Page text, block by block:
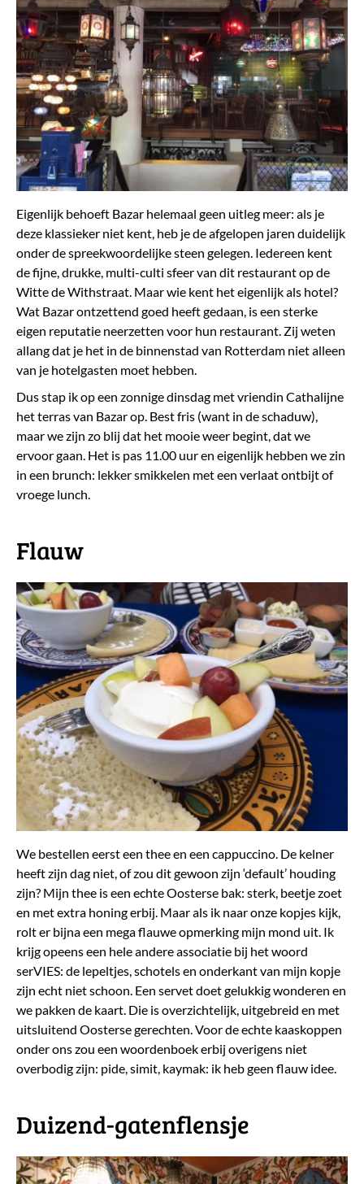
Eigenlijk behoeft Bazar helemaal geen uitleg meer: als je
deze klassieker niet kent, heb je de afgelopen jaren duidelijk
onder de spreekwoordelijke steen gelegen. Iedereen kent
de fijne, drukke, multi-culti sfeer van dit restaurant op de
Witte de Withstraat. Maar wie kent het eigenlijk als hotel?
Wat Bazar ontzettend goed heeft gedaan, is een sterke
eigen reputatie neerzetten voor hun restaurant. Zij weten
allang dat je het in de binnenstad van Rotterdam niet alleen
van je hotelgasten moet hebben.
Dus stap ik op een zonnige dinsdag met vriendin Cathalijne
het terras van Bazar op. Best fris (want in de schaduw),
maar we zijn zo blij dat het mooie weer begint, dat we
ervoor gaan. Het is pas 11.00 uur en eigenlijk hebben we zin
in een brunch: lekker smikkelen met een verlaat ontbijt of
vroege lunch.
Flauw
We bestellen eerst een thee en een cappuccino. De kelner
heeft zijn dag niet, of zou dit gewoon zijn ‘default’ houding
zijn? Mijn thee is een echte Oosterse bak: sterk, beetje zoet
en met extra honing erbij. Maar als ik naar onze kopjes kijk,
rolt er bijna een mega flauwe opmerking mijn mond uit. Ik
krijg opeens een hele andere associatie bij het woord
serVIES: de lepeltjes, schotels en onderkant van mijn kopje
zijn echt niet schoon. Een servet doet gelukkig wonderen en
we pakken de kaart. Die is overzichtelijk, uitgebreid en met
uitsluitend Oosterse gerechten. Voor de echte kaaskoppen
onder ons zou een woordenboek erbij overigens niet
overbodig zijn: pide, simit, kaymak: ik heb geen flauw idee.
Duizend-gatenflensje